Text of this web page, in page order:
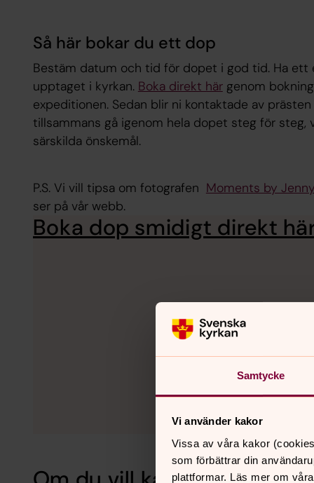
Samtycke
Vi använder kakor
Vissa av våra kakor
som förbättrar din
plattformar. Läs mer om
Så här bokar du ett dop
Bestäm datum och tid för dopet i god tid. Ha ett
upptaget i kyrkan. Boka direkt härgenom
expeditionen. Sedan blir ni kontaktade av
tillsammans gå igenom hela dopet steg för steg,
särskilda önskemål.
P.S. Vi vill tipsa om fotografen Moments by Jenny
ser på vår webb.
Boka dop smidigt direkt